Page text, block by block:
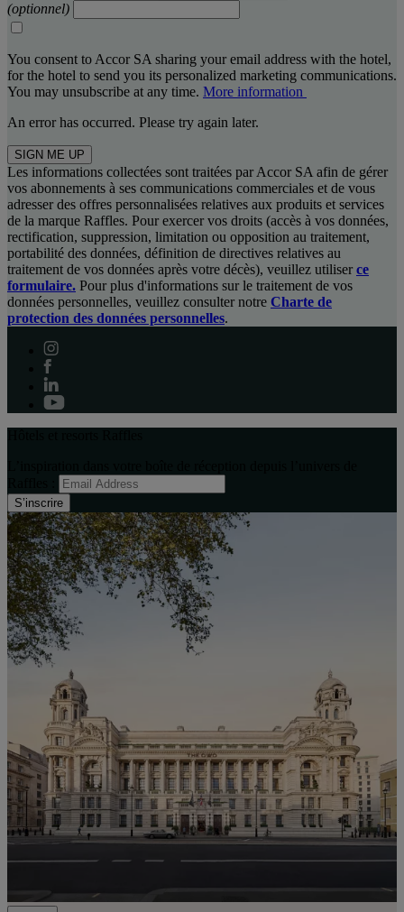
(optionnel)
You consent to Accor SA sharing your email address with the hotel,
for the hotel to send you its personalized marketing communications.
You may unsubscribe at any time. More information
An error has occurred. Please try again later.
SIGN ME UP
Les informations collectées sont traitées par Accor SA afin de gérer
vos abonnements à ses communications commerciales et de vous
adresser des offres personnalisées relatives aux produits et services
de la marque Raffles. Pour exercer vos droits (accès à vos données,
rectification, suppression, limitation ou opposition au traitement,
portabilité des données, définition de directives relatives au
traitement de vos données après votre décès), veuillez utiliser ce
formulaire. Pour plus d'informations sur le traitement de vos
données personnelles, veuillez consulter notre Charte de
protection des données personnelles.
S’inscrire